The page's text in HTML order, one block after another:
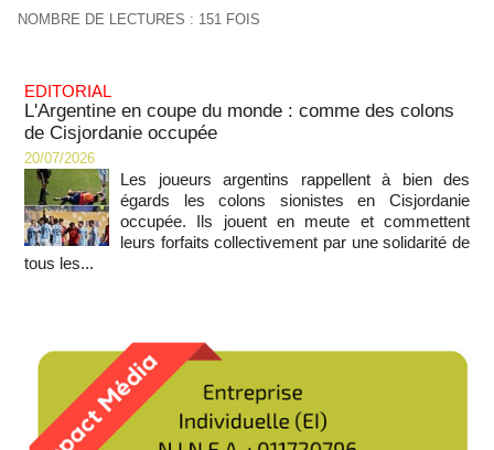
NOMBRE DE LECTURES : 151 FOIS
EDITORIAL
L'Argentine en coupe du monde : comme des colons
de Cisjordanie occupée
20/07/2026
Les joueurs argentins rappellent à bien des
égards les colons sionistes en Cisjordanie
occupée. Ils jouent en meute et commettent
leurs forfaits collectivement par une solidarité de
tous les...